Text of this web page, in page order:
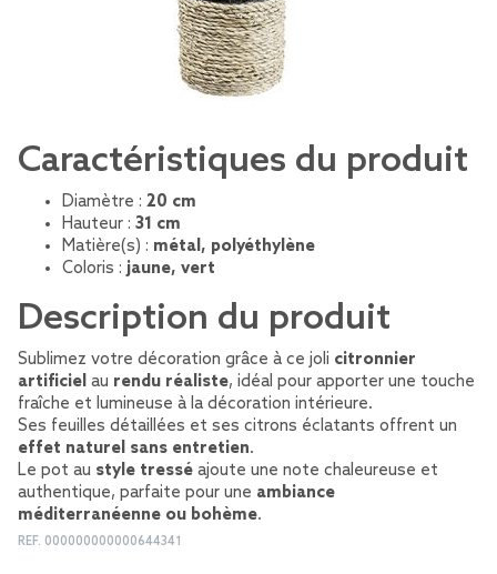
Caractéristiques du produit
Diamètre : 20 cm
Hauteur : 31 cm
Matière(s) : métal, polyéthylène
Coloris : jaune, vert
Description du produit
Sublimez votre décoration grâce à ce joli citronnier
artificiel au rendu réaliste, idéal pour apporter une touche
fraîche et lumineuse à la décoration intérieure.
Ses feuilles détaillées et ses citrons éclatants offrent un
effet naturel sans entretien.
Le pot au style tressé ajoute une note chaleureuse et
authentique, parfaite pour une ambiance
méditerranéenne ou bohème.
REF. 000000000000644341